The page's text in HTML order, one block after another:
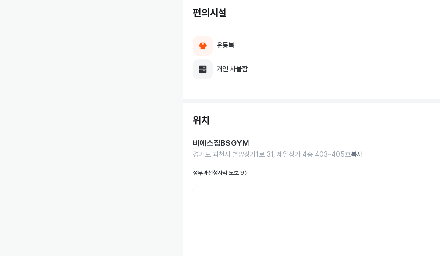
편의시설
운동복
개인 사물함
위치
비에스짐BSGYM
경기도 과천시 별양상가1로 31, 제일상가 4층 403~405호복사
정부과천청사역 도보 9분